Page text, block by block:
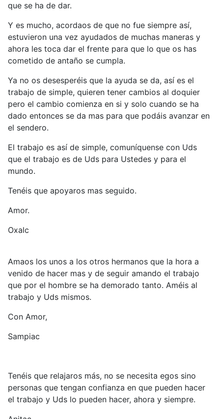
que se ha de dar.
Y es mucho, acordaos de que no fue siempre así,
estuvieron una vez ayudados de muchas maneras y
ahora les toca dar el frente para que lo que os has
cometido de antaño se cumpla.
Ya no os desesperéis que la ayuda se da, así es el
trabajo de simple, quieren tener cambios al doquier
pero el cambio comienza en si y solo cuando se ha
dado entonces se da mas para que podáis avanzar en
el sendero.
El trabajo es así de simple, comuníquense con Uds
que el trabajo es de Uds para Ustedes y para el
mundo.
Tenéis que apoyaros mas seguido.
Amor.
Oxalc
Amaos los unos a los otros hermanos que la hora a
venido de hacer mas y de seguir amando el trabajo
que por el hombre se ha demorado tanto. Améis al
trabajo y Uds mismos.
Con Amor,
Sampiac
Tenéis que relajaros más, no se necesita egos sino
personas que tengan confianza en que pueden hacer
el trabajo y Uds lo pueden hacer, ahora y siempre.